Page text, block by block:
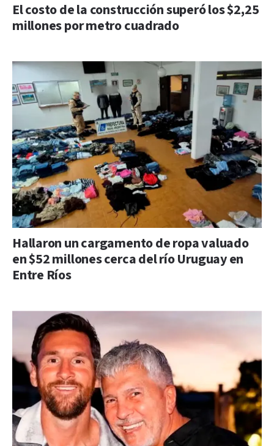
El costo de la construcción superó los $2,25
millones por metro cuadrado
Hallaron un cargamento de ropa valuado
en $52 millones cerca del río Uruguay en
Entre Ríos